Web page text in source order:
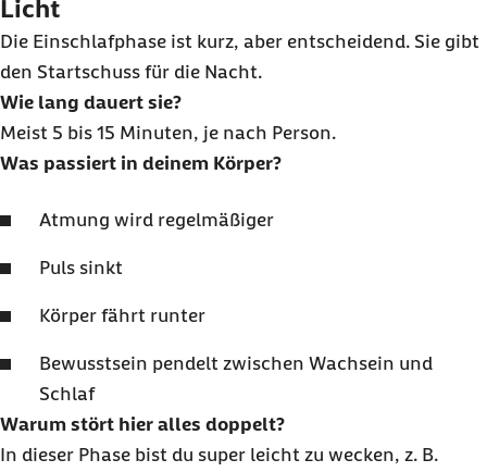
Licht
Die Einschlafphase ist kurz, aber entscheidend. Sie gibt
den Startschuss für die Nacht.
Wie lang dauert sie?
Meist 5 bis 15 Minuten, je nach Person.
Was passiert in deinem Körper?
Atmung wird regelmäßiger
Puls sinkt
Körper fährt runter
Bewusstsein pendelt zwischen Wachsein und
Schlaf
Warum stört hier alles doppelt?
In dieser Phase bist du super leicht zu wecken, z. B.